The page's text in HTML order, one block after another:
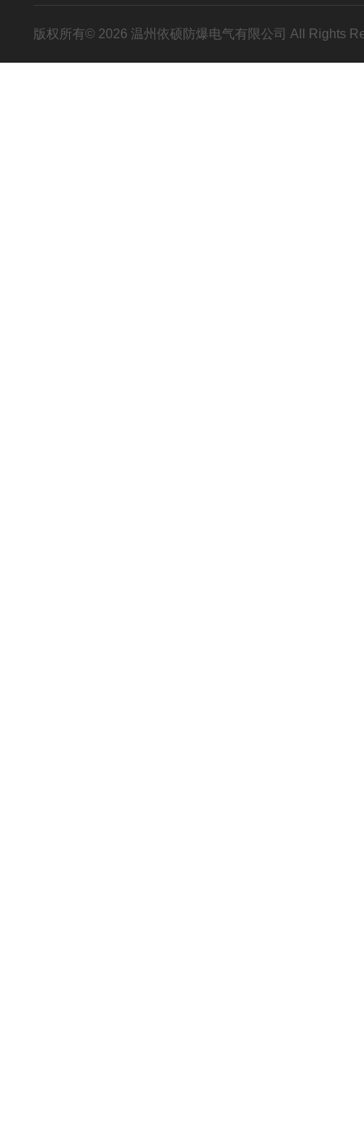
版权所有© 2026 温州依硕防爆电气有限公司 All Rights